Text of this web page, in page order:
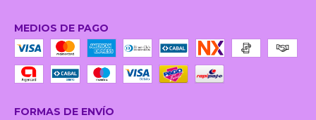
MEDIOS DE PAGO
FORMAS DE ENVÍO